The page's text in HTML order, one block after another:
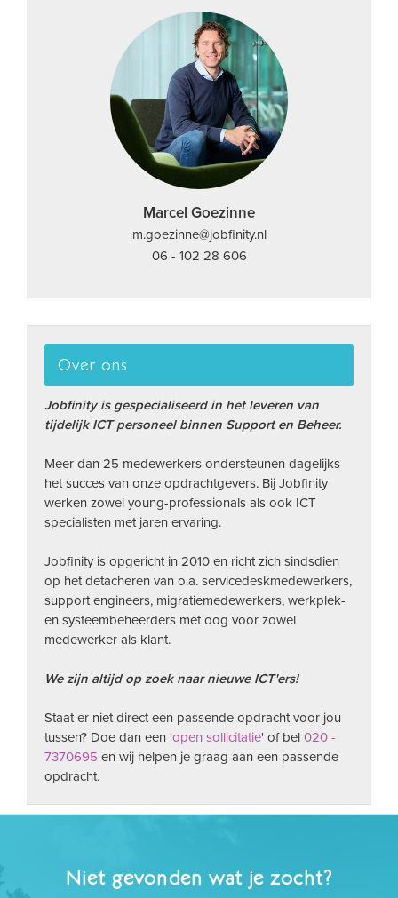
Marcel Goezinne
m.goezinne@jobfinity.nl
06 - 102 28 606
Over ons
Jobfinity is gespecialiseerd in het leveren van
tijdelijk ICT personeel binnen Support en Beheer.
Meer dan 25 medewerkers ondersteunen dagelijks
het succes van onze opdrachtgevers. Bij Jobfinity
werken zowel young-professionals als ook ICT
specialisten met jaren ervaring.
Jobfinity is opgericht in 2010 en richt zich sindsdien
op het detacheren van o.a. servicedeskmedewerkers,
support engineers, migratiemedewerkers, werkplek-
en systeembeheerders met oog voor zowel
medewerker als klant.
We zijn altijd op zoek naar nieuwe ICT'ers!
Staat er niet direct een passende opdracht voor jou
tussen? Doe dan een 'open sollicitatie' of bel 020 -
7370695 en wij helpen je graag aan een passende
opdracht.
Niet gevonden wat je zocht?